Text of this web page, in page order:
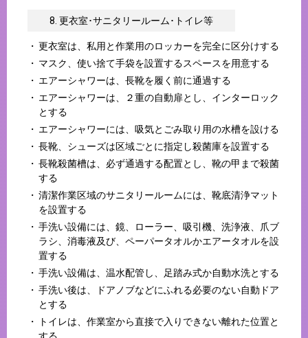
8. 更衣室･サニタリールーム･トイレ等
更衣室は、私用と作業用のロッカーを完全に区分けする
マスク、使い捨て手袋を設置するスペースを用意する
エアーシャワーは、長靴を履く前に通過する
エアーシャワーは、２重の自動扉とし、インターロック
とする
エアーシャワーには、吸気とごみ取り用の水槽を設ける
長靴、シューズは区域ごとに指定し殺菌庫を設置する
長靴殺菌槽は、必ず通過する配置とし、靴の甲まで殺菌
する
清潔作業区域のサニタリールームには、靴底清浄マット
を設置する
手洗い設備には、鏡、ローラー、吸引機、洗浄液、爪ブ
ラシ、消毒液及び、ペーパータオルかエアータオルを設
置する
手洗い設備は、温水配管し、足踏み式か自動水洗とする
手洗い後は、ドアノブなどにふれる必要のない自動ドア
とする
トイレは、作業室から直接で入りできない離れた位置と
する